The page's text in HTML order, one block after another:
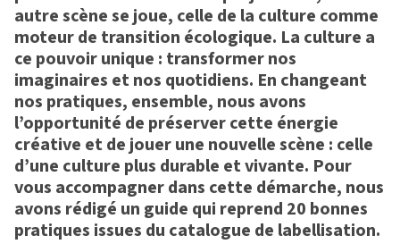
autre scène se joue, celle de la culture comme
moteur de transition écologique. La culture a
ce pouvoir unique : transformer nos
imaginaires et nos quotidiens. En changeant
nos pratiques, ensemble, nous avons
l’opportunité de préserver cette énergie
créative et de jouer une nouvelle scène : celle
d’une culture plus durable et vivante. Pour
vous accompagner dans cette démarche, nous
avons rédigé un guide qui reprend 20 bonnes
pratiques issues du catalogue de labellisation.